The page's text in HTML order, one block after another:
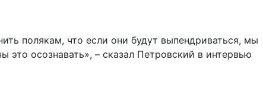
полякам, что если они будут выпендриваться, мы
это осознавать», – сказал Петровский в интервью